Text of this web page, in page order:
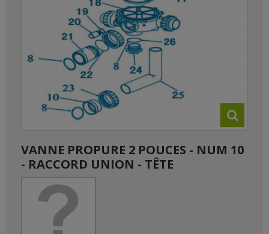
VANNE PROPURE 2 POUCES - NUM 10
- RACCORD UNION - TÊTE